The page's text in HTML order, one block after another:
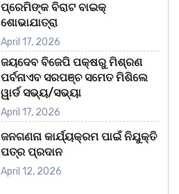
ପ୍ରେମିଙ୍କ ବିରାଟ ବାଇକ୍
ଶୋଭାଯାତ୍ରା
April 17, 2026
ଜୟଦେବ ବିଜେପି ପକ୍ଷରୁ ମିଶ୍ରଣ
ପର୍ବନାଏବ ସରପଞ୍ଚ ସମେତ ମିଶିଲେ
ୱାର୍ଡ ସଭ୍ୟ/ସଭ୍ୟା
April 17, 2026
ଜନଗଣନା କାର୍ଯ୍ୟକ୍ରମ ପାଇଁ ନିଯୁକ୍ତି
ପତ୍ର ପ୍ରଦାନ
April 12, 2026